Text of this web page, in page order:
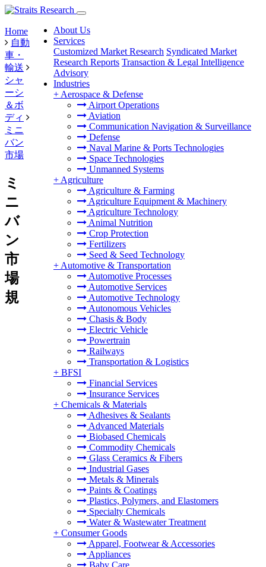
About Us
Services
Customized Market Research Syndicated Market
Research Reports Transaction & Legal Intelligence
Advisory
Industries
+ Aerospace & Defense
Airport Operations
Aviation
Communication Navigation & Surveillance
Defense
Naval Marine & Ports Technologies
Space Technologies
Unmanned Systems
+ Agriculture
Agriculture & Farming
Agriculture Equipment & Machinery
Agriculture Technology
Animal Nutrition
Crop Protection
Fertilizers
Seed & Seed Technology
+ Automotive & Transportation
Automotive Processes
Automotive Services
Automotive Technology
Autonomous Vehicles
Chasis & Body
Electric Vehicle
Powertrain
Railways
Transportation & Logistics
+ BFSI
Financial Services
Insurance Services
+ Chemicals & Materials
Adhesives & Sealants
Advanced Materials
Biobased Chemicals
Commodity Chemicals
Glass Ceramics & Fibers
Industrial Gases
Metals & Minerals
Paints & Coatings
Plastics, Polymers, and Elastomers
Specialty Chemicals
Water & Wastewater Treatment
+ Consumer Goods
Apparel, Footwear & Accessories
Appliances
Baby Care
Home
自動
車・
輸送
シャ
ーシ
＆ボ
ディ
ミニ
バン
市場
ミ
ニ
バ
ン
市
場
規